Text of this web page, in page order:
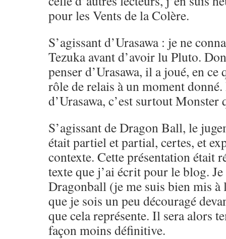
pour les Vents de la Colère.
S’agissant d’Urasawa : je ne
Tezuka avant d’avoir lu Pluto.
penser d’Urasawa, il a joué, en
rôle de relais à un moment
d’Urasawa, c’est surtout Monster
S’agissant de Dragon Ball, le
était partiel et partial, certes, et
contexte. Cette présentation était
texte que j’ai écrit pour le blog.
Dragonball (je me suis bien mis
que je sois un peu découragé
que cela représente. Il sera alors
façon moins définitive.